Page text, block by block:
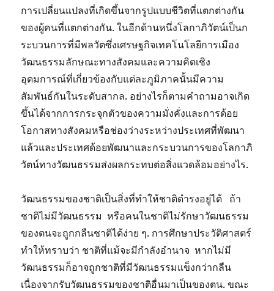
การเปลี่ยนแปลงที่เกิดขึ้นจากรูปแบบชีวิตที่แตกต่างกัน
ของผู้คนที่แตกต่างกัน. ในอีกด้านหนึ่งโลกาภิวัตน์เป็นก
ระบวนการที่มีพลวัตซึ่งเศรษฐกิจเทคโนโลยีการเมือง
วัฒนธรรมลักษณะทางสังคมและความคิดเชิง
อุดมการณ์ที่เกี่ยวข้องกับแต่ละภูมิภาคนั้นมีความ
สัมพันธ์กันในระดับสากล. อย่างไรก็ตามคำถามอาจเกิด
ขึ้นได้จากการกระจุกตัวของความมั่งคั่งและการด้อย
โอกาสทางสังคมหรือช่องว่างระหว่างประเทศที่พัฒนา
แล้วและประเทศด้อยพัฒนาและกระบวนการของโลกาภิ
วัตน์ทางวัฒนธรรมส่งผลกระทบต่อสิ่งแวดล้อมอย่างไร.
วัฒนธรรมของชาติเป็นสิ่งที่ทำให้ชาติดำรงอยู่ได้ ถ้า
ชาติไม่มีวัฒนธรรม หรือคนในชาติไม่รักษาวัฒนธรรม
ของตนจะถูกกลืนชาติได้ง่าย ๆ. การศึกษาประวัติศาสตร์
ทำให้ทราบว่า ชาติที่แม้จะมีกำลังอำนาจ หากไม่มี
วัฒนธรรมก็อาจถูกชาติที่มีวัฒนธรรมแข็งกว่ากลืน
เนื่องจากรับวัฒนธรรมของชาติอื่นมาเป็นของตน. ขณะ